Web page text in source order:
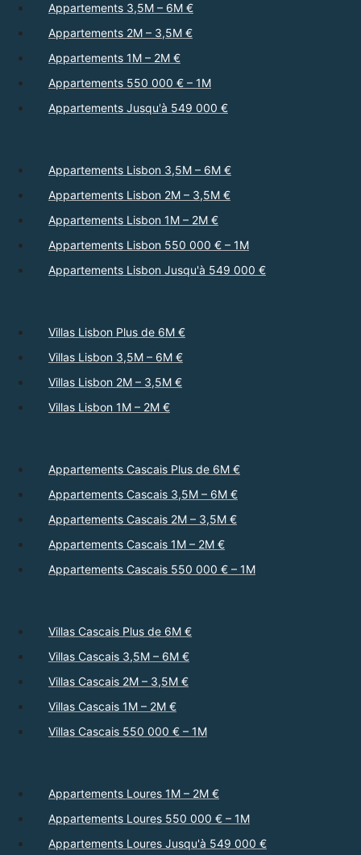
Appartements 3,5M – 6M €
Appartements 2M – 3,5M €
Appartements 1M – 2M €
Appartements 550 000 € – 1M
Appartements Jusqu'à 549 000 €
Appartements Lisbon 3,5M – 6M €
Appartements Lisbon 2M – 3,5M €
Appartements Lisbon 1M – 2M €
Appartements Lisbon 550 000 € – 1M
Appartements Lisbon Jusqu'à 549 000 €
Villas Lisbon Plus de 6M €
Villas Lisbon 3,5M – 6M €
Villas Lisbon 2M – 3,5M €
Villas Lisbon 1M – 2M €
Appartements Cascais Plus de 6M €
Appartements Cascais 3,5M – 6M €
Appartements Cascais 2M – 3,5M €
Appartements Cascais 1M – 2M €
Appartements Cascais 550 000 € – 1M
Villas Cascais Plus de 6M €
Villas Cascais 3,5M – 6M €
Villas Cascais 2M – 3,5M €
Villas Cascais 1M – 2M €
Villas Cascais 550 000 € – 1M
Appartements Loures 1M – 2M €
Appartements Loures 550 000 € – 1M
Appartements Loures Jusqu'à 549 000 €